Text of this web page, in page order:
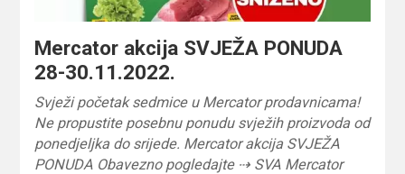
Mercator akcija SVJEŽA PONUDA
28-30.11.2022.
Svježi početak sedmice u Mercator prodavnicama!
Ne propustite posebnu ponudu svježih proizvoda od
ponedjeljka do srijede. Mercator akcija SVJEŽA
PONUDA Obavezno pogledajte ⇢ SVA Mercator